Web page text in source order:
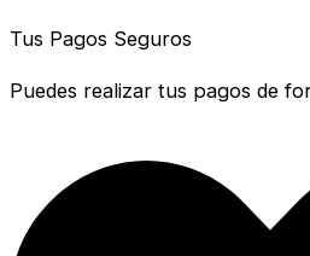
Tus Pagos Seguros
Puedes realizar tus pagos de